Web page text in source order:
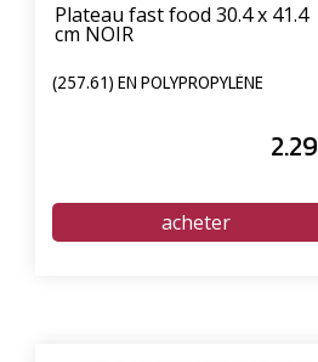
Plateau fast food 30.4 x 41.4
cm NOIR
(257.61) EN POLYPROPYLÈNE
2.29